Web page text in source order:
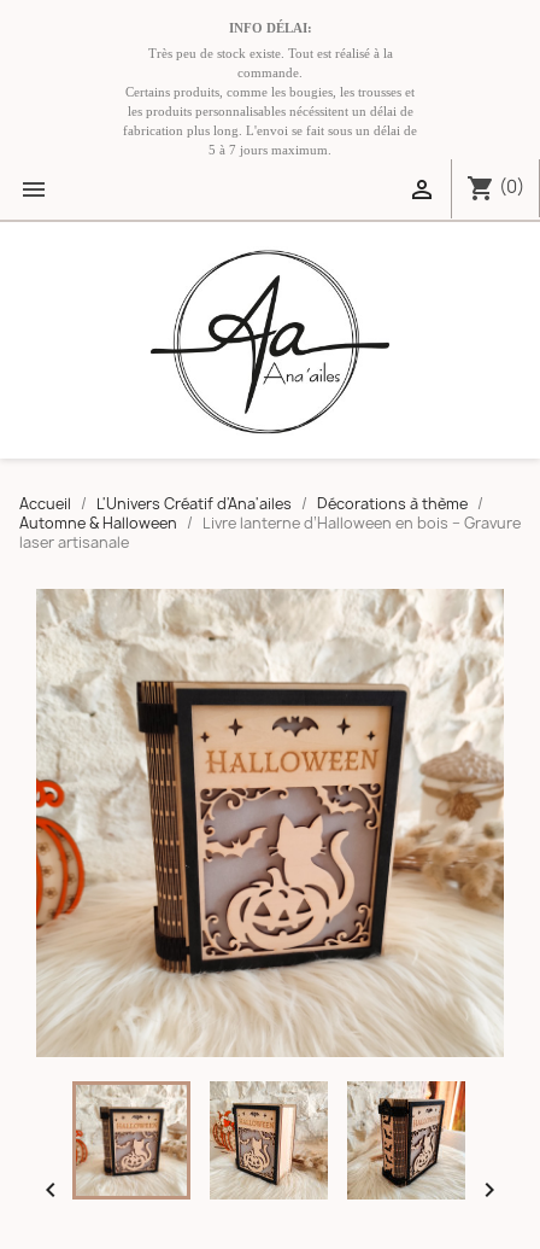
INFO DÉLAI:
Très peu de stock existe. Tout est réalisé à la
commande.
Certains produits, comme les bougies, les trousses et
les produits personnalisables nécéssitent un délai de
fabrication plus long. L'envoi se fait sous un délai de
5 à 7 jours maximum.
 shopping_cart (0)

Accueil L'Univers Créatif d'Ana'ailes
Décorations à thème
Automne & Halloween
Livre lanterne d’Halloween en bois – Gravure
laser artisanale
 